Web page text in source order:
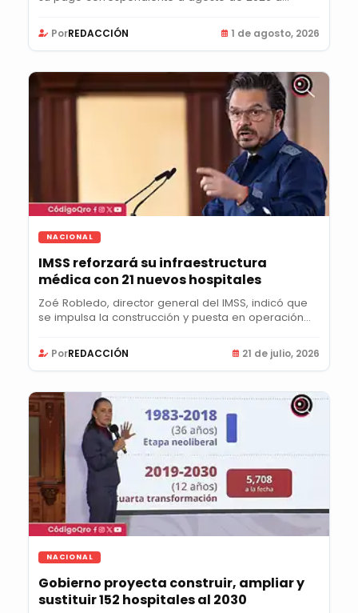
PorREDACCIÓN 1 de agosto, 2026
NACIONAL
IMSS reforzará su infraestructura
médica con 21 nuevos hospitales
Zoé Robledo, director general del IMSS, indicó que
se impulsa la construcción y puesta en operación...
PorREDACCIÓN 21 de julio, 2026
NACIONAL
Gobierno proyecta construir, ampliar y
sustituir 152 hospitales al 2030